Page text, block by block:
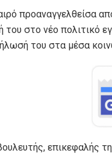
προαναγγελθείσα
του στο νέο πολιτικό
του στα μέσα
επικεφαλής